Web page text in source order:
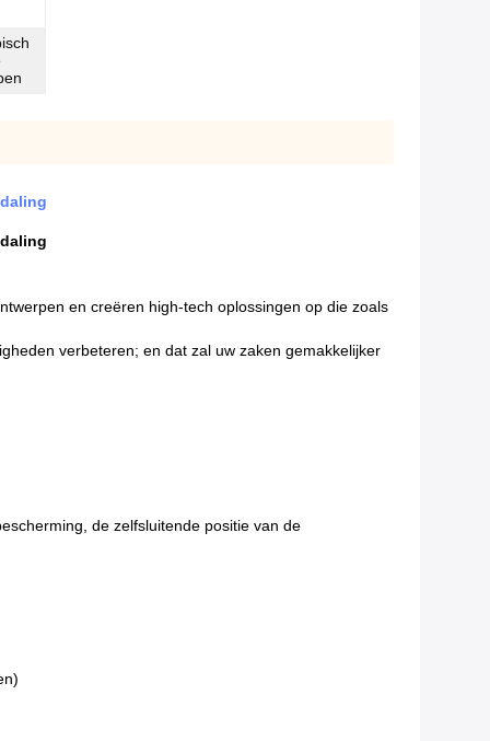
en creëren high-tech oplossingen op die zoals
verbeteren; en dat zal uw zaken gemakkelijker
de zelfsluitende positie van de